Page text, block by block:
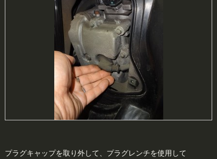
プラグキャップを取り外して、プラグレンチを使用して